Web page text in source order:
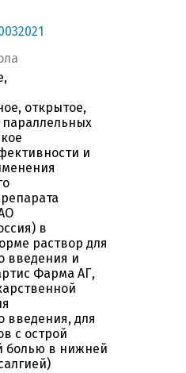
открытое,
и
в
раствор для
введения и
Фарма АГ,
введения, для
с острой
болью в нижней